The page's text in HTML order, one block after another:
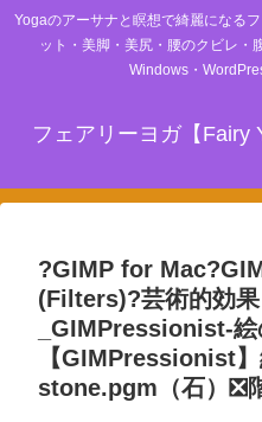
Yogaのアーサナと瞑想で綺麗になる
ット・美脚・美尻・腰のクビレ・
Windows・
フェアリーヨガ【
?GIMP for
(Filters)?芸術的効
_GIMPressionist-
【GIMPressionist】
stone.pgm（石）❎